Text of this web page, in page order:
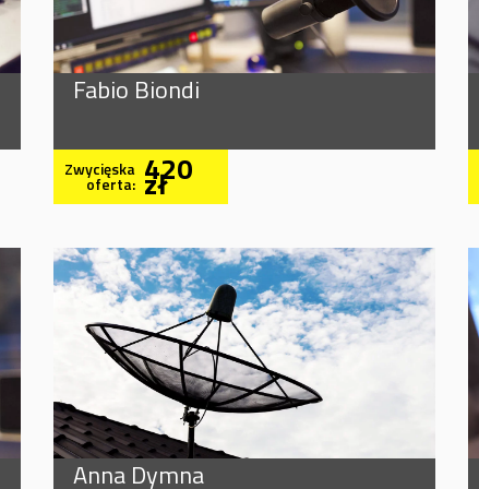
Fabio Biondi
Zwycięska
oferta: 420
zł
Anna Dymna